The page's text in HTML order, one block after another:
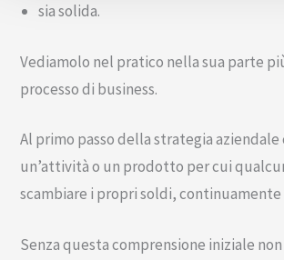
sia solida.
Vediamolo nel pratico nella sua parte
processo di business.
Al primo passo della strategia aziendale
un’attività o un prodotto per cui
scambiare i propri soldi, continuamente
Senza questa comprensione iniziale non